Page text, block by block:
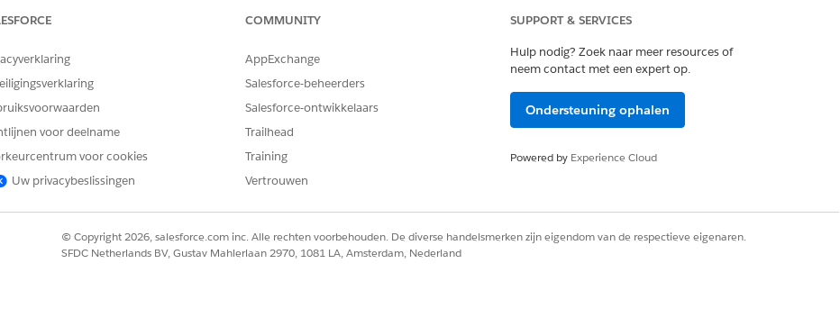
naast de beleidsnaam en klik vervolgens opVerwijderen
OPGELOST?
doen om te verbeteren!
voor deelname
voor cookies
Uw privacybeslissingen
COMMUNITY
AppExchange
Salesforce-beheerders
Salesforce-ontwikkelaars
Trailhead
Training
Vertrouwen
SUPPORT & SERVICES
Hulp nodig? Zoek naar meer resources of
neem contact met een expert op.
Ondersteuning ophalen
Powered by Experience Cloud
© Copyright 2026, salesforce.com inc. Alle rechten voorbehouden. De diverse handelsmerken zijn eigendom van de respectieve eigenaren.
SFDC Netherlands BV, Gustav Mahlerlaan 2970, 1081 LA, Amsterdam, Nederland